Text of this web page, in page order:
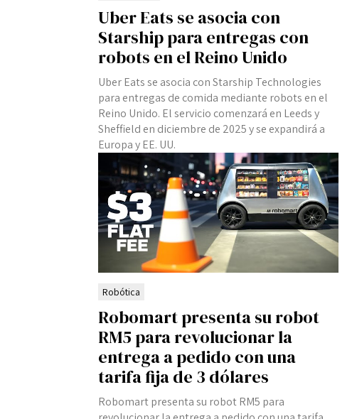
Uber Eats se asocia con
Starship para entregas con
robots en el Reino Unido
Uber Eats se asocia con Starship Technologies
para entregas de comida mediante robots en el
Reino Unido. El servicio comenzará en Leeds y
Sheffield en diciembre de 2025 y se expandirá a
Europa y EE. UU.
Robótica
Robomart presenta su robot
RM5 para revolucionar la
entrega a pedido con una
tarifa fija de 3 dólares
Robomart presenta su robot RM5 para